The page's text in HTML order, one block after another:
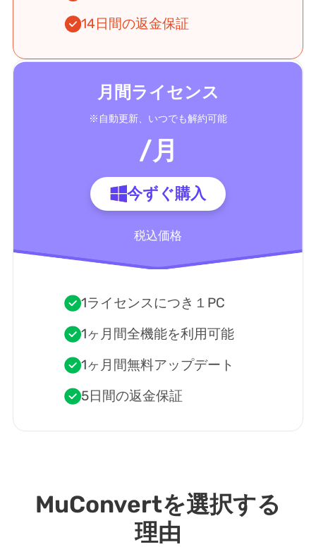
14日間の返金保証
月間ライセンス
※自動更新、いつでも解約可能
/月
今ずぐ購入
税込価格
1ライセンスにつき１PC
1ヶ月間全機能を利用可能
1ヶ月間無料アップデート
5日間の返金保証
MuConvertを選択する
理由